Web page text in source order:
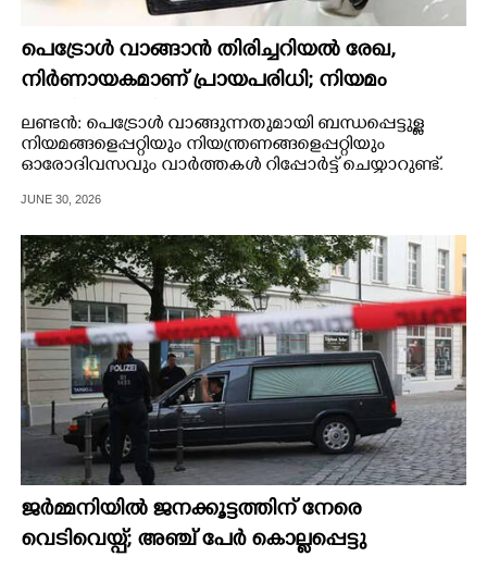
പെട്രോൾ വാങ്ങാൻ തിരിച്ചറിയൽ രേഖ,
നിർണായകമാണ് പ്രായപരിധി; നിയമം
ലംഘിച്ചാൽ പിഴ
ലണ്ടൻ: പെട്രോൾ വാങ്ങുന്നതുമായി ബന്ധപ്പെട്ടുള്ള
നിയമങ്ങളെപ്പറ്റിയും നിയന്ത്രണങ്ങളെപ്പറ്റിയും
ഓരോദിവസവും വാർത്തകൾ റിപ്പോർട്ട് ചെയ്യാറുണ്ട്.
JUNE 30, 2026
ജർമ്മനിയിൽ ജനക്കൂട്ടത്തിന് നേരെ
വെടിവെയ്പ്; അഞ്ച് പേർ കൊല്ലപ്പെട്ടു